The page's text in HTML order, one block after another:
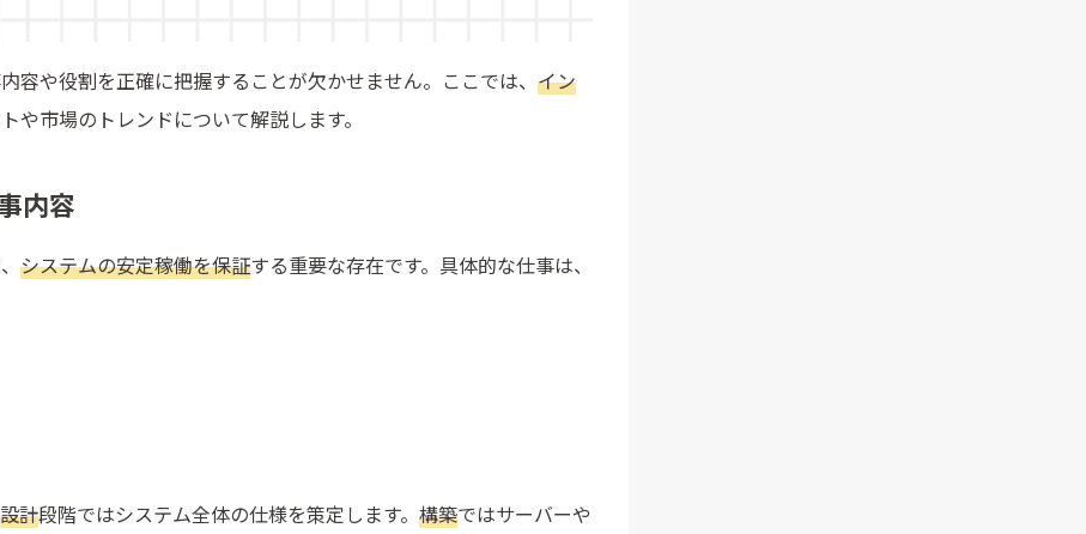
容や役割を正確に把握することが欠かせません。ここでは、 イン
や市場のトレンドについて解説します。
内容
システムの安定稼働を保証する重要な存在です。具体的な仕事は、
設計段階ではシステム全体の仕様を策定します。 構築ではサーバーや